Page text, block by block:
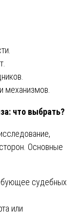
механизмов.
что выбрать?
Основные
судебных
или